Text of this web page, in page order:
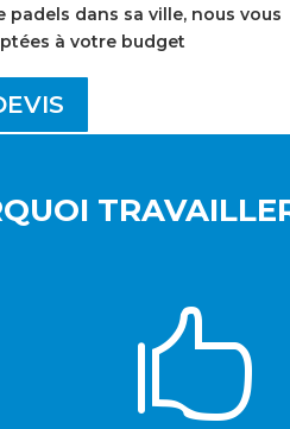
dans sa ville, nous vous
à votre budget
